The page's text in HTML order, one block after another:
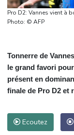
Pro D2: Vannes vient à
Photo: © AFP
Tonnerre de
le grand favori
présent en
finale de Pro D2 et
Ecoutez